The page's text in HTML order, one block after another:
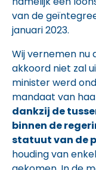
van de
januari 2023.
Wij vernemen
akkoord niet zal
minister werd
mandaat van
dankzij de
binnen de
statuut van de
houding van